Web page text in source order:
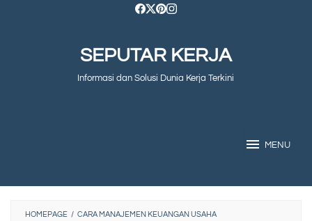
SEPUTAR KERJA
Informasi dan Solusi Dunia Kerja Terkini
MENU
HOMEPAGE / CARA MANAJEMEN KEUANGAN USAHA